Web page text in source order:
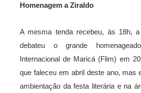
Homenagem a Ziraldo
A mesma tenda recebeu, às 18h,
debateu o grande
Internacional de Maricá (Flim) em
que faleceu em abril deste ano, mas
ambientação da festa literária e na